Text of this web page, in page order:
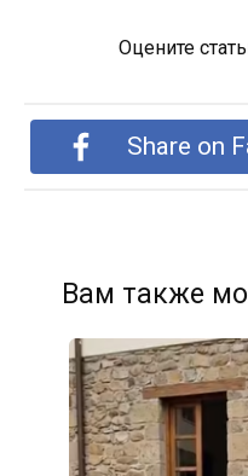
Оцените
Share on
Вам также